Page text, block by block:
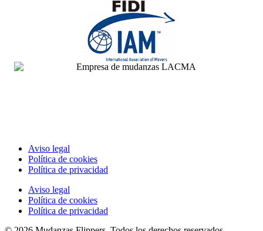
Aviso legal
Política de cookies
Política de privacidad
Aviso legal
Política de cookies
Política de privacidad